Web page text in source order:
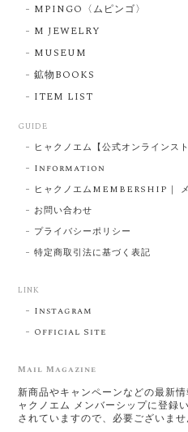
MPINGO〈ムピンゴ〉
M JEWELRY
MUSEUM
鉱物BOOKS
ITEM LIST
GUIDE
ヒャクノエム【公式オンラインス
Information
ヒャクノエムMEMBERSHIP｜
お問い合わせ
プライバシーポリシー
特定商取引法に基づく表記
LINK
Instagram
Official Site
Mail Magazine
新商品やキャンペーンなどの最新
ャクノエム メンバーシップに登録
されていますので、必要ございませ